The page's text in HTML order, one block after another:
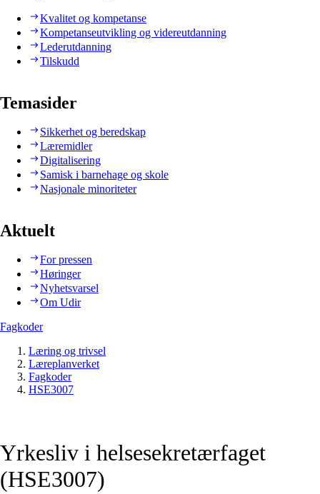
Kvalitet og kompetanse
Kompetanseutvikling og videreutdanning
Lederutdanning
Tilskudd
Temasider
Sikkerhet og beredskap
Læremidler
Digitalisering
Samisk i barnehage og skole
Nasjonale minoriteter
Aktuelt
For pressen
Høringer
Nyhetsvarsel
Om Udir
Fagkoder
Læring og trivsel
Læreplanverket
Fagkoder
HSE3007
Yrkesliv i helsesekretærfaget
(HSE3007)